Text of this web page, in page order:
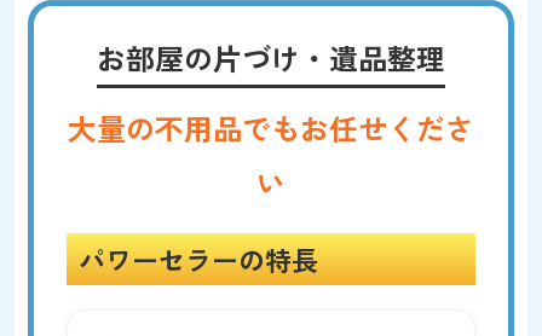
お部屋の片づけ・遺品整理
大量の不用品でもお任せくださ
い
パワーセラーの特長